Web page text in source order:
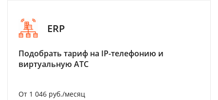
ERP
Подобрать тариф на IP-телефонию и
виртуальную АТС
От 1 046 руб./месяц